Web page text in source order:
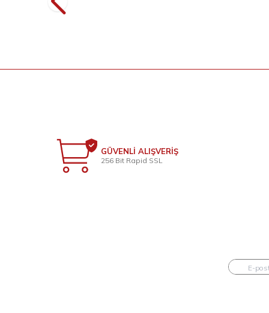
GÜVENLİ ALIŞVERİŞ
256 Bit Rapid SSL